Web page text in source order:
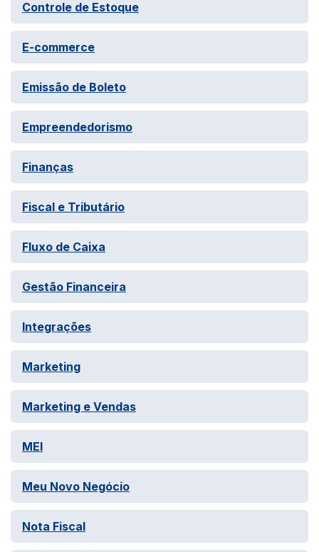
Controle de Estoque
E-commerce
Emissão de Boleto
Empreendedorismo
Finanças
Fiscal e Tributário
Fluxo de Caixa
Gestão Financeira
Integrações
Marketing
Marketing e Vendas
MEI
Meu Novo Negócio
Nota Fiscal